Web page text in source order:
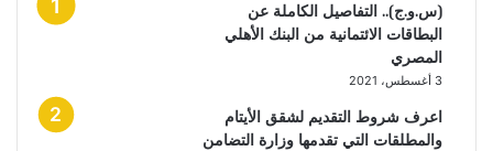
(س.و.ج).. التفاصيل الكاملة عن
البطاقات الائتمانية من البنك الأهلي
المصري
3 أغسطس، 2021
اعرف شروط التقديم لشقق الأيتام
والمطلقات التي تقدمها وزارة التضامن